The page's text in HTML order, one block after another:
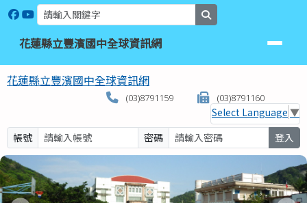
跳至主內容區
花蓮縣立豐濱國中全球資訊網
花蓮縣立豐濱國中全球資訊網
花蓮縣立豐濱國中全球資訊網
(03)8791159 (03)8791160
Select Language ▼
帳號
密碼 登入